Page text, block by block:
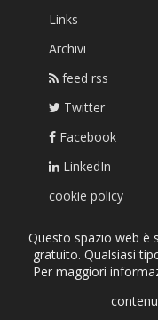
Links
Archivi
feed rss
Twitter
Facebook
LinkedIn
cookie policy
Questo spazio web è
gratuito. Qualsiasi
Per maggiori